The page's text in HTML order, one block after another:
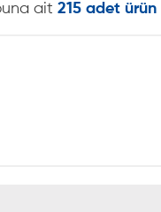
ait 215 adet ürün